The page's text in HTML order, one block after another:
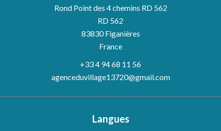
Rond Point des 4 chemins RD 562
RD 562
83830Figanières
France
+33 4 94 68 11 56
agenceduvillage13720@gmail.com
Langues